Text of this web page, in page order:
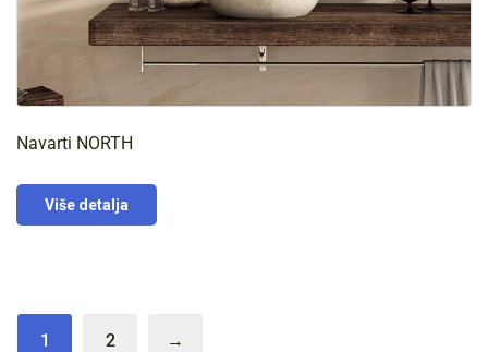
Navarti NORTH
Više detalja
1 2 →